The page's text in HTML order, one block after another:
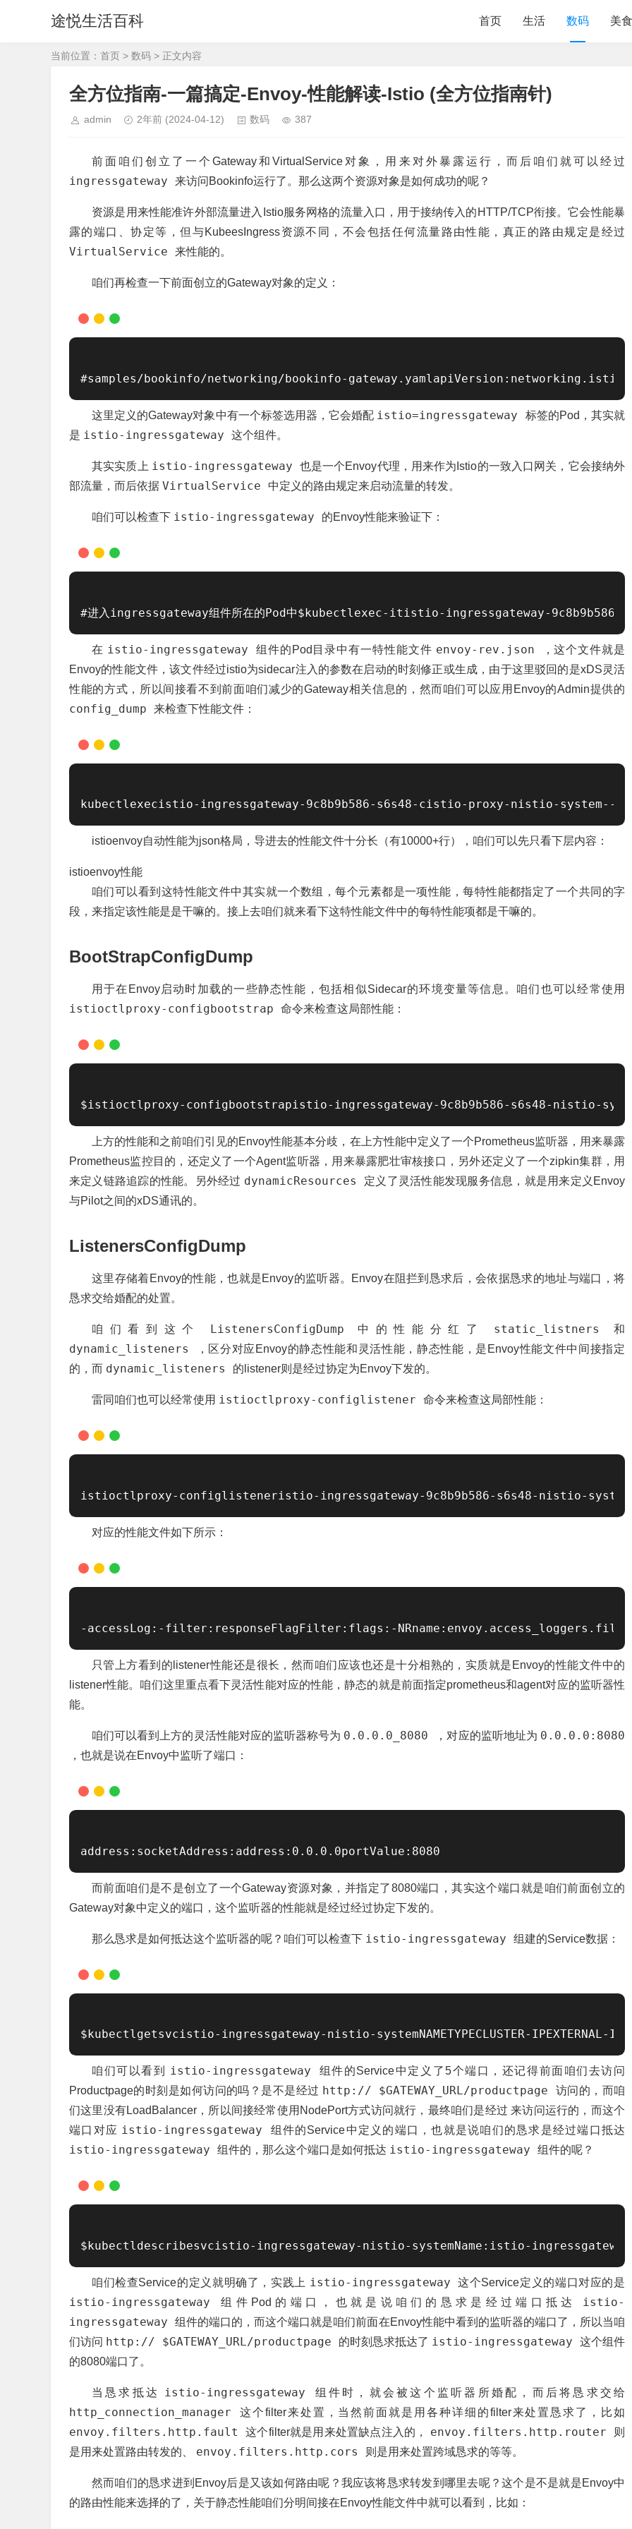
途悦生活百科 首页 生活 数码 美食
当前位置： 首页 > 数码 > 正文内容
全方位指南-一篇搞定-Envoy-性能解读-Istio (全方位指南针)
admin 2年前 (2024-04-12) 数码 387
前面咱们创立了一个Gateway和VirtualService对象，用来对外暴露运行，而后咱们就可以经过
ingressgateway 来访问Bookinfo运行了。那么这两个资源对象是如何成功的呢？
资源是用来性能准许外部流量进入Istio服务网格的流量入口，用于接纳传入的HTTP/TCP衔接。它会性能暴
露的端口、协定等，但与KubeesIngress资源不同，不会包括任何流量路由性能，真正的路由规定是经过
VirtualService 来性能的。
咱们再检查一下前面创立的Gateway对象的定义：
#samples/bookinfo/networking/bookinfo-gateway.yamlapiVersion:networking.istio.io/
这里定义的Gateway对象中有一个标签选用器，它会婚配 istio=ingressgateway 标签的Pod，其实就
是 istio-ingressgateway 这个组件。
其实实质上 istio-ingressgateway 也是一个Envoy代理，用来作为Istio的一致入口网关，它会接纳外
部流量，而后依据 VirtualService 中定义的路由规定来启动流量的转发。
咱们可以检查下 istio-ingressgateway 的Envoy性能来验证下：
#进入ingressgateway组件所在的Pod中$kubectlexec-itistio-ingressgateway-
在 istio-ingressgateway 组件的Pod目录中有一特性能文件 envoy-rev.json
，这个文件就是
Envoy的性能文件，该文件经过istio为sidecar注入的参数在启动的时刻修正或生成，由于这里驳回的是xDS灵活
性能的方式，所以间接看不到前面咱们减少的Gateway相关信息的，然而咱们可以应用Envoy的Admin提供的
config_dump 来检查下性能文件：
kubectlexecistio-ingressgateway-9c8b9b586-s6s48-cistio-proxy-nistio-system--
istioenvoy自动性能为json格局，导进去的性能文件十分长（有10000+行），咱们可以先只看下层内容：
istioenvoy性能
咱们可以看到这特性能文件中其实就一个数组，每个元素都是一项性能，每特性能都指定了一个共同的字
段，来指定该性能是是干嘛的。接上去咱们就来看下这特性能文件中的每特性能项都是干嘛的。
BootStrapConfigDump
用于在Envoy启动时加载的一些静态性能，包括相似Sidecar的环境变量等信息。咱们也可以经常使用
istioctlproxy-configbootstrap 命令来检查这局部性能：
$istioctlproxy-configbootstrapistio-ingressgateway-9c8b9b586-s6s48-nistio-
上方的性能和之前咱们引见的Envoy性能基本分歧，在上方性能中定义了一个Prometheus监听器，用来暴露
Prometheus监控目的，还定义了一个Agent监听器，用来暴露肥壮审核接口，另外还定义了一个zipkin集群，用
来定义链路追踪的性能。另外经过 dynamicResources
定义了灵活性能发现服务信息，就是用来定义Envoy
与Pilot之间的xDS通讯的。
ListenersConfigDump
这里存储着Envoy的性能，也就是Envoy的监听器。Envoy在阻拦到恳求后，会依据恳求的地址与端口，将
恳求交给婚配的处置。
咱们看到这个 ListenersConfigDump 中的性能分红了 static_listners和
dynamic_listeners
，区分对应Envoy的静态性能和灵活性能，静态性能，是Envoy性能文件中间接指定
的，而 dynamic_listeners 的listener则是经过协定为Envoy下发的。
雷同咱们也可以经常使用 istioctlproxy-configlistener 命令来检查这局部性能：
istioctlproxy-configlisteneristio-ingressgateway-9c8b9b586-s6s48-nistio-system-
对应的性能文件如下所示：
-accessLog:-filter:responseFlagFilter:flags:-
只管上方看到的listener性能还是很长，然而咱们应该也还是十分相熟的，实质就是Envoy的性能文件中的
listener性能。咱们这里重点看下灵活性能对应的性能，静态的就是前面指定prometheus和agent对应的监听器性
能。
咱们可以看到上方的灵活性能对应的监听器称号为 0.0.0.0_8080 ，对应的监听地址为 0.0.0.0:8080
，也就是说在Envoy中监听了端口：
address:socketAddress:address:0.0.0.0portValue:8080
而前面咱们是不是创立了一个Gateway资源对象，并指定了8080端口，其实这个端口就是咱们前面创立的
Gateway对象中定义的端口，这个监听器的性能就是经过经过协定下发的。
那么恳求是如何抵达这个监听器的呢？咱们可以检查下 istio-ingressgateway 组建的Service数据：
$kubectlgetsvcistio-ingressgateway-nistio-systemNAMETYPECLUSTER-IPEXTERNAL-
咱们可以看到 istio-ingressgateway 组件的Service中定义了5个端口，还记得前面咱们去访问
Productpage的时刻是如何访问的吗？是不是经过 http:// $GATEWAY_URL/productpage 访问的，而咱
们这里没有LoadBalancer，所以间接经常使用NodePort方式访问就行，最终咱们是经过 来访问运行的，而这个
端口对应 istio-ingressgateway 组件的Service中定义的端口，也就是说咱们的恳求是经过端口抵达
istio-ingressgateway 组件的，那么这个端口是如何抵达 istio-ingressgateway 组件的呢？
$kubectldescribesvcistio-ingressgateway-nistio-systemName:istio-
咱们检查Service的定义就明确了，实践上 istio-ingressgateway这个Service定义的端口对应的是
istio-ingressgateway组件Pod的端口，也就是说咱们的恳求是经过端口抵达 istio-
ingressgateway组件的端口的，而这个端口就是咱们前面在Envoy性能中看到的监听器的端口了，所以当咱
们访问 http:// $GATEWAY_URL/productpage 的时刻恳求抵达了 istio-ingressgateway 这个组件
的8080端口了。
当恳求抵达 istio-ingressgateway 组件时，就会被这个监听器所婚配，而后将恳求交给
http_connection_manager 这个filter来处置，当然前面就是用各种详细的filter来处置恳求了，比如
envoy.filters.http.fault这个filter就是用来处置缺点注入的， envoy.filters.http.router
则
是用来处置路由转发的、 envoy.filters.http.cors 则是用来处置跨域恳求的等等。
然而咱们的恳求进到Envoy后是又该如何路由呢？我应该将恳求转发到哪里去呢？这个是不是就是Envoy中
的路由性能来选择的了，关于静态性能咱们分明间接在Envoy性能文件中就可以看到，比如：